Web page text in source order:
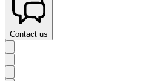
Contact us